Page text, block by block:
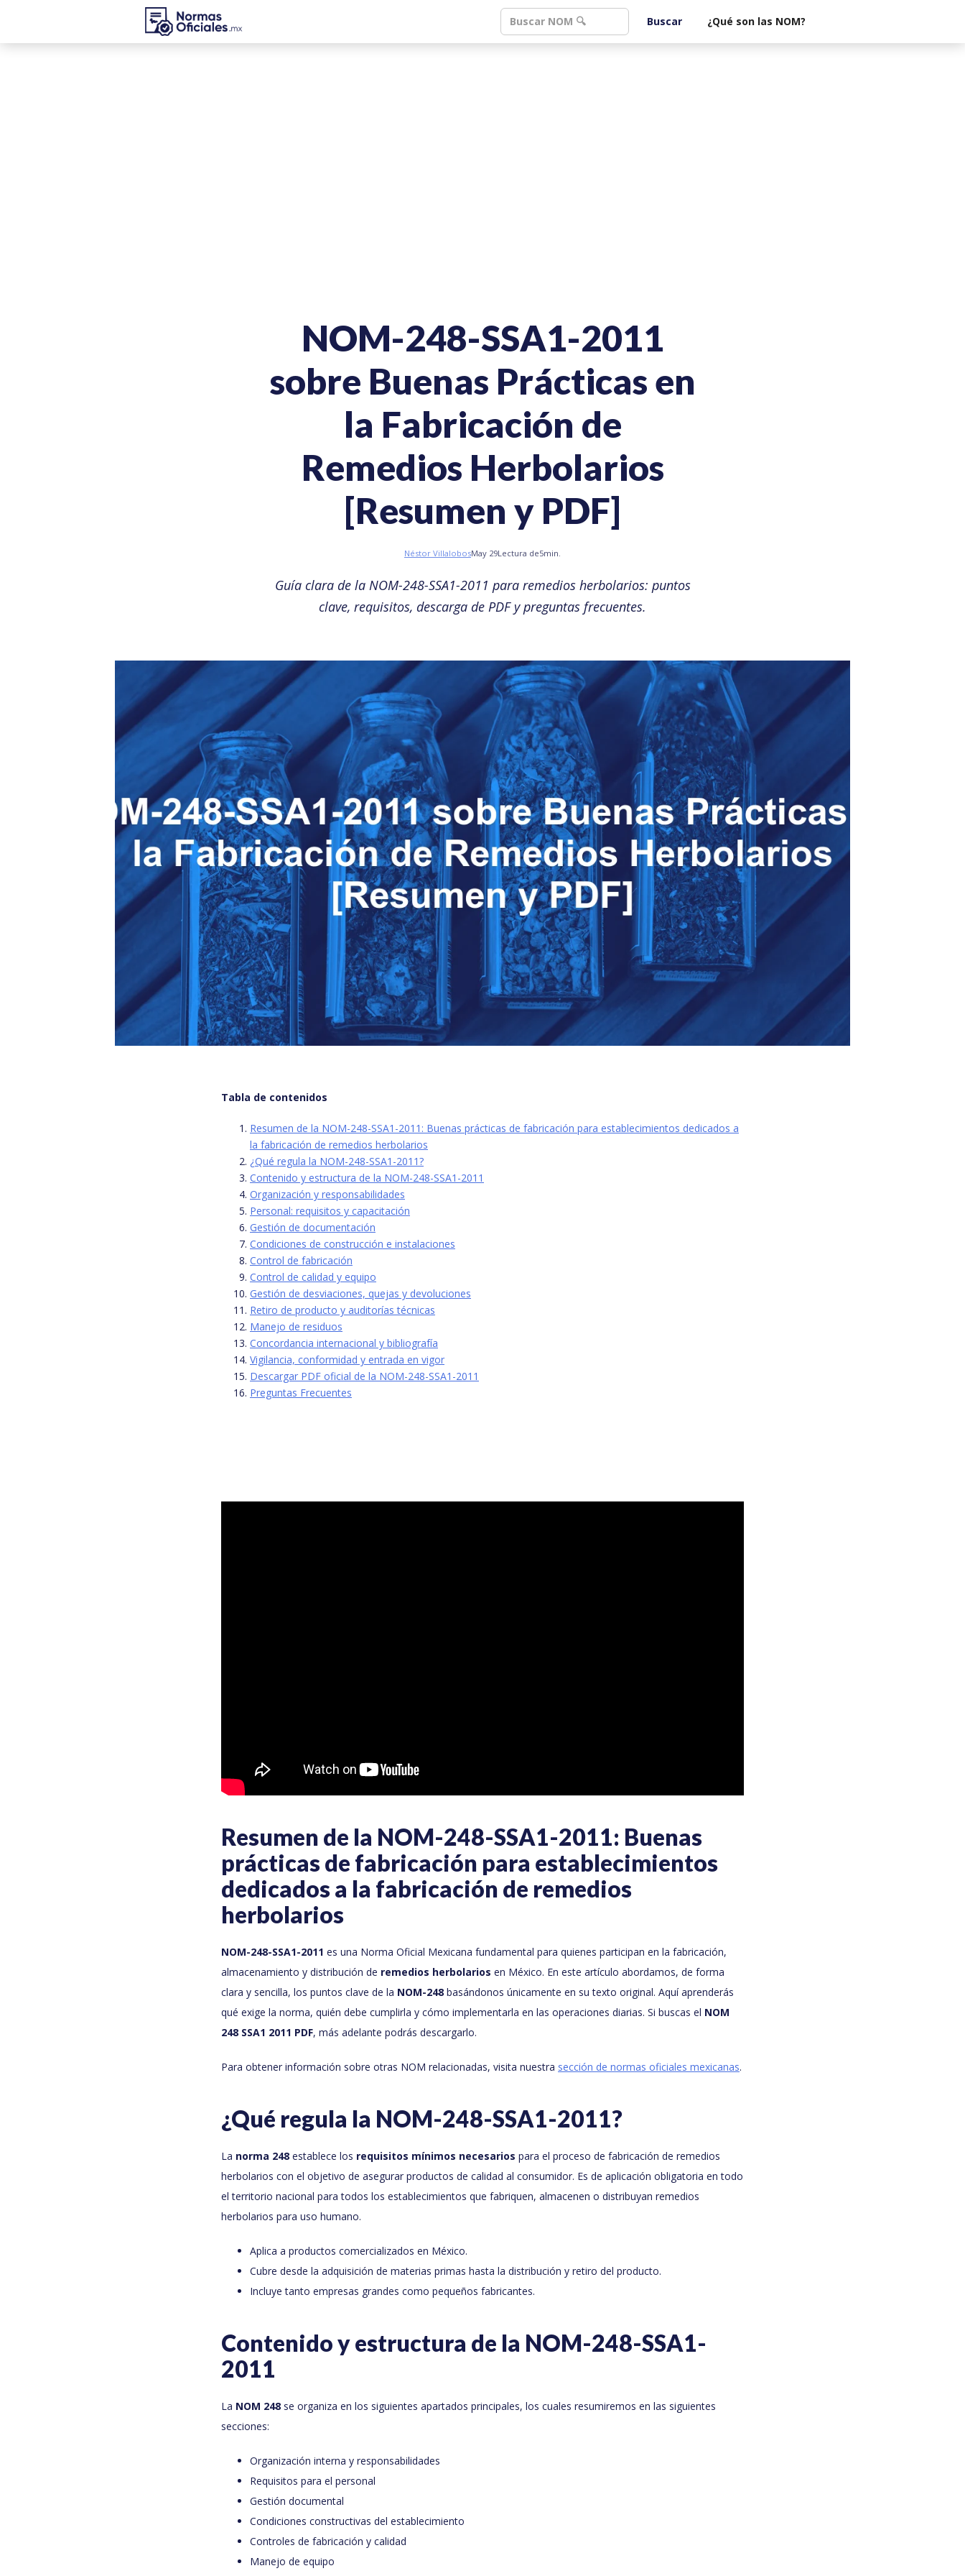
¿Qué son las NOM?
NOM-248-SSA1-2011
sobre Buenas Prácticas en
la Fabricación de
Remedios Herbolarios
[Resumen y PDF]
Néstor VillalobosMay 29Lectura de5min.
Guía clara de la NOM-248-SSA1-2011 para remedios herbolarios: puntos
clave, requisitos, descarga de PDF y preguntas frecuentes.
Tabla de contenidos
Resumen de la NOM-248-SSA1-2011: Buenas prácticas de fabricación para establecimientos dedicados a
la fabricación de remedios herbolarios
¿Qué regula la NOM-248-SSA1-2011?
Contenido y estructura de la NOM-248-SSA1-2011
Organización y responsabilidades
Personal: requisitos y capacitación
Gestión de documentación
Condiciones de construcción e instalaciones
Control de fabricación
Control de calidad y equipo
Gestión de desviaciones, quejas y devoluciones
Retiro de producto y auditorías técnicas
Manejo de residuos
Concordancia internacional y bibliografía
Vigilancia, conformidad y entrada en vigor
Descargar PDF oficial de la NOM-248-SSA1-2011
Preguntas Frecuentes
Resumen de la NOM-248-SSA1-2011: Buenas
prácticas de fabricación para establecimientos
dedicados a la fabricación de remedios
herbolarios
NOM-248-SSA1-2011 es una Norma Oficial Mexicana fundamental para quienes participan en la fabricación,
almacenamiento y distribución de remedios herbolarios en México. En este artículo abordamos, de forma
clara y sencilla, los puntos clave de la NOM-248 basándonos únicamente en su texto original. Aquí aprenderás
qué exige la norma, quién debe cumplirla y cómo implementarla en las operaciones diarias. Si buscas el NOM
248 SSA1 2011 PDF, más adelante podrás descargarlo.
Para obtener información sobre otras NOM relacionadas, visita nuestra sección de normas oficiales mexicanas.
¿Qué regula la NOM-248-SSA1-2011?
La norma 248 establece los requisitos mínimos necesarios para el proceso de fabricación de remedios
herbolarios con el objetivo de asegurar productos de calidad al consumidor. Es de aplicación obligatoria en todo
el territorio nacional para todos los establecimientos que fabriquen, almacenen o distribuyan remedios
herbolarios para uso humano.
Aplica a productos comercializados en México.
Cubre desde la adquisición de materias primas hasta la distribución y retiro del producto.
Incluye tanto empresas grandes como pequeños fabricantes.
Contenido y estructura de la NOM-248-SSA1-
2011
La NOM 248 se organiza en los siguientes apartados principales, los cuales resumiremos en las siguientes
secciones:
Organización interna y responsabilidades
Requisitos para el personal
Gestión documental
Condiciones constructivas del establecimiento
Controles de fabricación y calidad
Manejo de equipo